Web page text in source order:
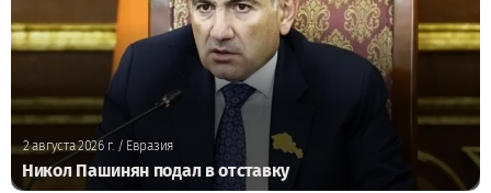
2 августа 2026 г./ Евразия
Никол Пашинян подал в отставку